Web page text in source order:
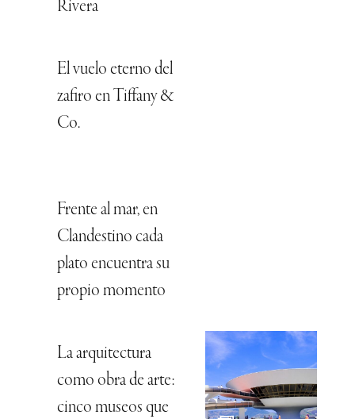
Rivera
El vuelo eterno del
zafiro en Tiffany &
Co.
Frente al mar, en
Clandestino cada
plato encuentra su
propio momento
La arquitectura
como obra de arte:
cinco museos que